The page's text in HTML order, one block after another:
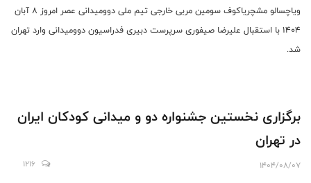
ویاچسالو مشچریاکوف سومین مربی خارجی تیم ملی دوومیدانی عصر امروز 8 آبان
1404 با استقبال علیرضا صیفوری سرپرست دبیری فدراسیون دوومیدانی وارد تهران
شد.
برگزاری نخستین جشنواره دو و میدانی کودکان ایران
در تهران
1404/08/07
1216